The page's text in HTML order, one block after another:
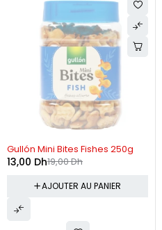
-32%
Gullón Mini Bites Fishes 250g
19,00Dh
13,00 Dh
AJOUTER AU PANIER